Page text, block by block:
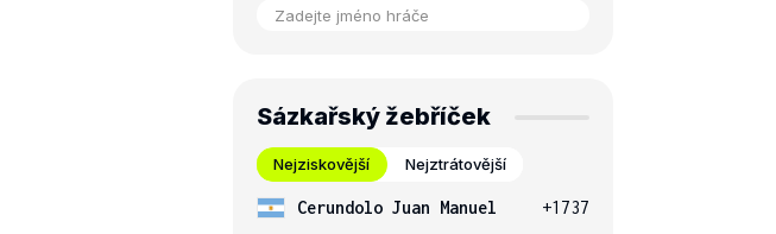
Sázkařský žebříček
Nejziskovější Nejztrátovější
Cerundolo Juan Manuel
+1737